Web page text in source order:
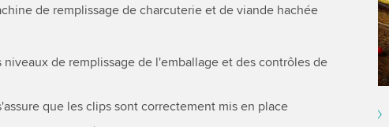
de remplissage de charcuterie et de viande hachée
niveaux de remplissage de l'emballage et des contrôles de
que les clips sont correctement mis en place